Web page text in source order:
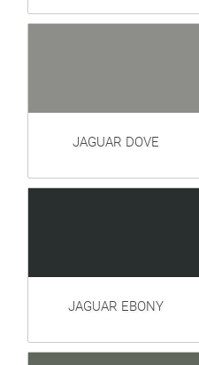
JAGUAR DOVE
JAGUAR EBONY